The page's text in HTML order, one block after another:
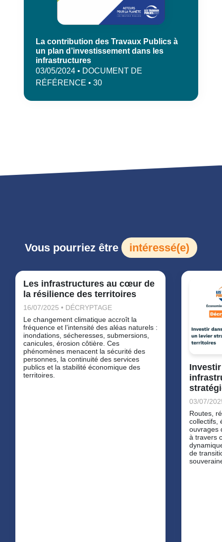
La contribution des Travaux Publics à
un plan d’investissement dans les
infrastructures
03/05/2024 • DOCUMENT DE
RÉFÉRENCE • 30
Vous pourriez être intéressé(e)
Les infrastructures au cœur de
la résilience des territoires
16/07/2025 • DÉCRYPTAGE
Le changement climatique accroît la
fréquence et l’intensité des aléas naturels :
inondations, sécheresses, submersions,
canicules, érosion côtière. Ces
phénomènes menacent la sécurité des
personnes, la continuité des services
publics et la stabilité économique des
territoires.
03/07/
Routes,
collectifs,
ouvrages
à travers
de